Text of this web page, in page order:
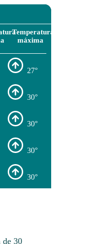
Temperatura
máxima
27°
30°
30°
30°
30°
de 30